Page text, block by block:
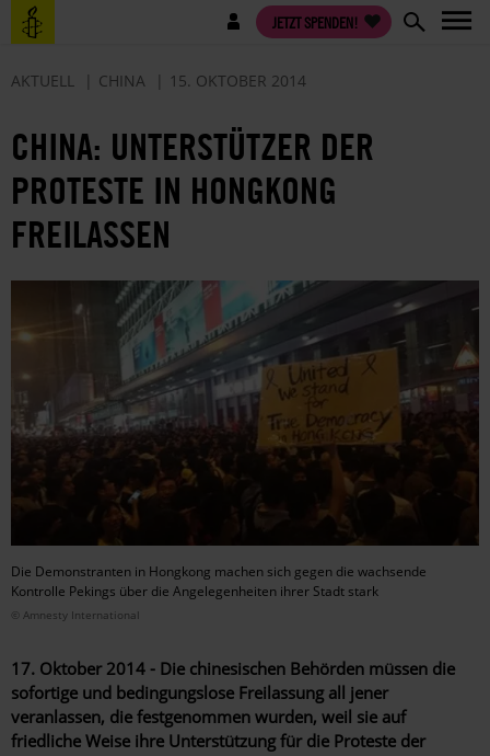
Direkt
zum
Benutzermenü JETZT SPENDEN!
AKTUELL CHINA 15. OKTOBER 2014
CHINA: UNTERSTÜTZER DER
PROTESTE IN HONGKONG
FREILASSEN
Die Demonstranten in Hongkong machen sich gegen die wachsende
Kontrolle Pekings über die Angelegenheiten ihrer Stadt stark
© Amnesty International
17. Oktober 2014 - Die chinesischen Behörden müssen die
sofortige und bedingungslose Freilassung all jener
veranlassen, die festgenommen wurden, weil sie auf
friedliche Weise ihre Unterstützung für die Proteste der